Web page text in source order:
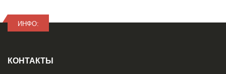
ИНФО:
КОНТАКТЫ